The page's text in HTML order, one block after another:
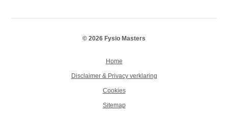
© 2026 Fysio Masters
Home
Disclaimer & Privacy verklaring
Cookies
Sitemap